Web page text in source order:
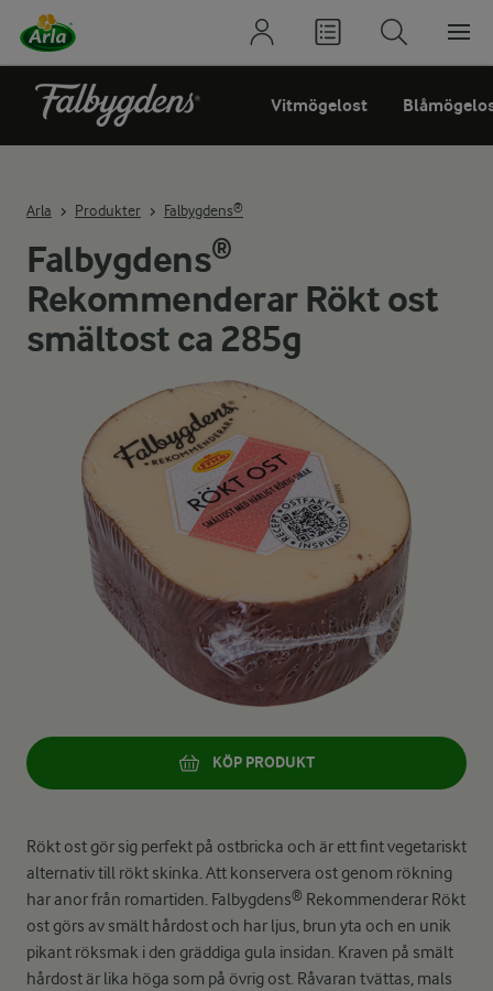
Vitmögelost
Arla Produkter Falbygdens®
Falbygdens®
Rekommenderar Rökt ost
smältost ca 285g
KÖP PRODUKT
Rökt ost gör sig perfekt på ostbricka och är ett fint vegetariskt
alternativ till rökt skinka. Att konservera ost genom rökning
har anor från romartiden. Falbygdens® Rekommenderar Rökt
ost görs av smält hårdost och har ljus, brun yta och en unik
pikant röksmak i den gräddiga gula insidan. Kraven på smält
hårdost är lika höga som på övrig ost. Råvaran tvättas, mals